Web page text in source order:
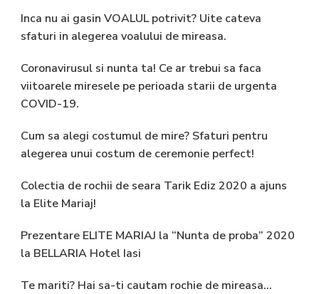
Inca nu ai gasin VOALUL potrivit? Uite cateva
sfaturi in alegerea voalului de mireasa.
Coronavirusul si nunta ta! Ce ar trebui sa faca
viitoarele miresele pe perioada starii de urgenta
COVID-19.
Cum sa alegi costumul de mire? Sfaturi pentru
alegerea unui costum de ceremonie perfect!
Colectia de rochii de seara Tarik Ediz 2020 a ajuns
la Elite Mariaj!
Prezentare ELITE MARIAJ la “Nunta de proba” 2020
la BELLARIA Hotel Iasi
Te mariti? Hai sa-ti cautam rochie de mireasa…